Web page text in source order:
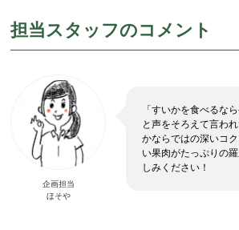
担当スタッフのコメント
企画担当
ほそや
「すいかを食べるな
と声をそろえて言わ
かならではの深いコ
い果肉がたっぷりの
しみください！